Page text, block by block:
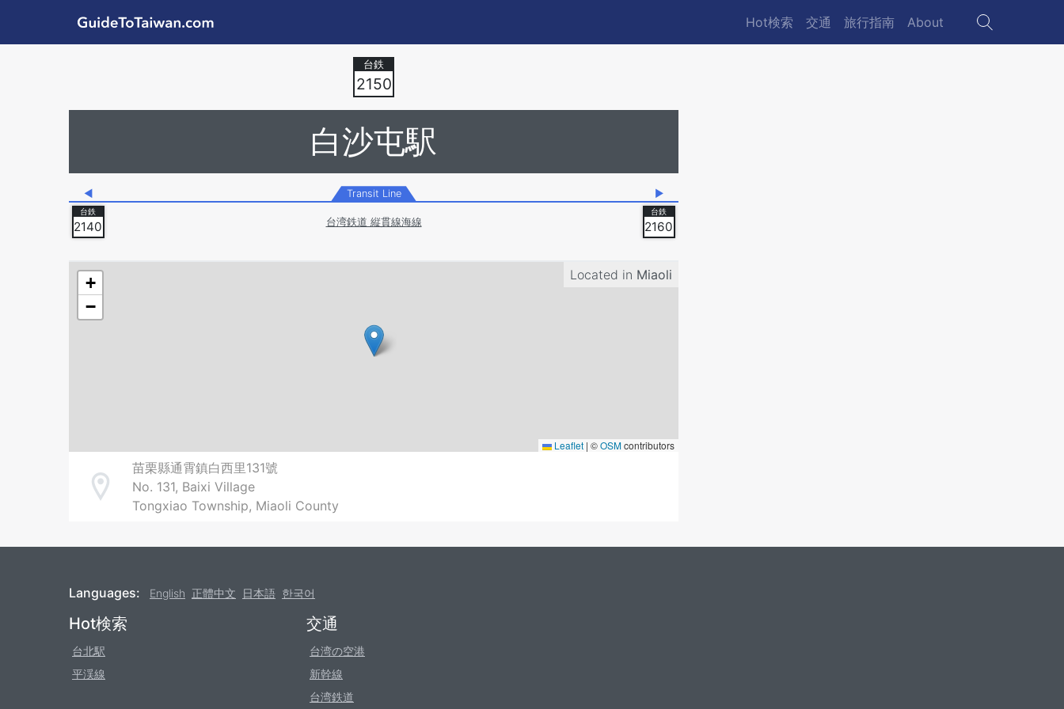
GuideToTaiwan.com
Main
Hot検索 交通 旅行指南 About
2150
白沙屯駅
◀ Transit Line ▶
2140 台湾鉄道 縦貫線海線 2160
Located in Miaoli
+
−
Leaflet | ©OSMcontributors
Address
苗栗縣通霄鎮白西里131號
No. 131, Baixi Village
Tongxiao Township, Miaoli County
Languages: English 正體中文 日本語 한국어
Footer
Hot検索
台北駅
平渓線
交通
台湾の空港
新幹線
台湾鉄道